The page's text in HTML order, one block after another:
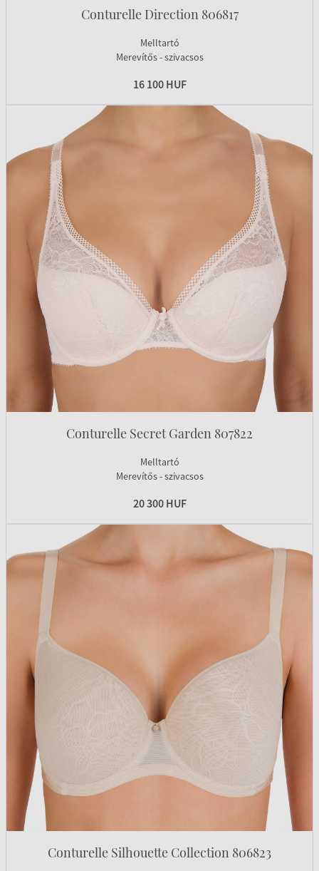
Conturelle Direction 806817
Melltartó
Merevítős - szivacsos
16 100 HUF
Conturelle Secret Garden 807822
Melltartó
Merevítős - szivacsos
20 300 HUF
Conturelle Silhouette Collection 806823